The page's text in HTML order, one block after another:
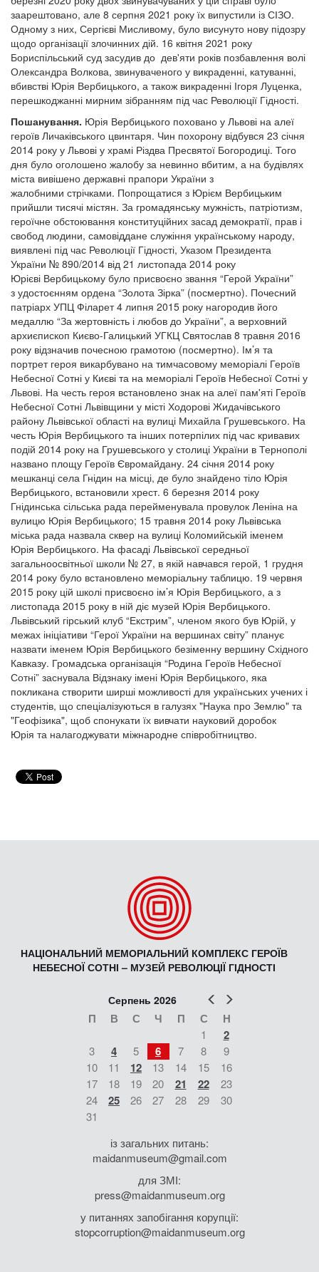
заарештовано, але 8 серпня 2021 року їх випустили із СІЗО.
Одному з них, Сергієві Мисливому, було висунуто нову підозру
щодо організації злочинних дій. 16 квітня 2021 року
Бориспільський суд засудив до дев'яти років позбавлення волі
Олександра Волкова, звинуваченого у викраденні, катуванні,
вбивстві Юрія Вербицького, а також викраденні Ігоря Луценка,
перешкоджанні мирним зібранням під час Революції Гідності.
Пошанування. Юрія Вербицького поховано у Львові на алеї
героїв Личаківського цвинтаря. Чин похорону відбувся 23 січня
2014 року у Львові у храмі Різдва Пресвятої Богородиці. Того
дня було оголошено жалобу за невинно вбитим, а на будівлях
міста вивішено державні прапори України з
жалобними стрічками. Попрощатися з Юрієм Вербицьким
прийшли тисячі містян. За громадянську мужність, патріотизм,
героїчне обстоювання конституційних засад демократії, прав і
свобод людини, самовіддане служіння українському народу,
виявлені під час Революції Гідності, Указом Президента
України № 890/2014 від 21 листопада 2014 року
Юрієві Вербицькому було присвоєно звання “Герой України”
з удостоєнням ордена “Золота Зірка” (посмертно). Почесний
патріарх УПЦ Філарет 4 липня 2015 року нагородив його
медаллю “За жертовність і любов до України”, а верховний
архиєпископ Києво-Галицький УГКЦ Святослав 8 травня 2016
року відзначив почесною грамотою (посмертно). Ім’я та
портрет героя викарбувано на тимчасовому меморіалі Героїв
Небесної Сотні у Києві та на меморіалі Героїв Небесної Сотні у
Львові. На честь героя встановлено знак на алеї пам'яті Героїв
Небесної Сотні Львівщини у місті Ходорові Жидачівського
району Львівської області на вулиці Михайла Грушевського. На
честь Юрія Вербицького та інших потерпілих під час кривавих
подій 2014 року на Грушевського у столиці України в Тернополі
названо площу Героїв Євромайдану. 24 січня 2014 року
мешканці села Гнідин на місці, де було знайдено тіло Юрія
Вербицького, встановили хрест. 6 березня 2014 року
Гнідинська сільська рада перейменувала провулок Леніна на
вулицю Юрія Вербицького; 15 травня 2014 року Львівська
міська рада назвала сквер на вулиці Коломийській іменем
Юрія Вербицького. На фасаді Львівської середньої
загальноосвітньої школи № 27, в якій навчався герой, 1 грудня
2014 року було встановлено меморіальну таблицю. 19 червня
2015 року цій школі присвоєно ім’я Юрія Вербицького, а з
листопада 2015 року в ній діє музей Юрія Вербицького.
Львівський гірський клуб “Екстрим”, членом якого був Юрій, у
межах ініціативи “Герої України на вершинах світу” планує
назвати іменем Юрія Вербицького безіменну вершину Східного
Кавказу. Громадська організація “Родина Героїв Небесної
Сотні” заснувала Відзнаку імені Юрія Вербицького, яка
покликана створити ширші можливості для українських учених і
студентів, що спеціалізуються в галузях "Наука про Землю" та
"Геофізика", щоб спонукати їх вивчати науковий доробок
Юрія та налагоджувати міжнародне співробітництво.
НАЦІОНАЛЬНИЙ МЕМОРІАЛЬНИЙ КОМПЛЕКС ГЕРОЇВ
НЕБЕСНОЇ СОТНІ – МУЗЕЙ РЕВОЛЮЦІЇ ГІДНОСТІ
Попер
Серпень 2026
П В С Ч П С Н
1 2
3 4 5 6 7 8
9
10
11 12 13 14 15
16
17
18 19 20 21 22
23
24
25 26 27 28 29
30
31
із загальних питань:
maidanmuseum@gmail.com
для ЗМІ:
press@maidanmuseum.org
у питаннях запобігання корупції:
stopcorruption@maidanmuseum.org